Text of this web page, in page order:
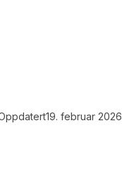
19. februar 2026